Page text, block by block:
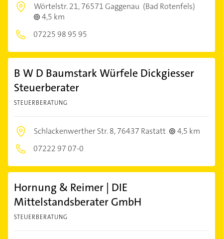
Wörtelstr. 21,76571 Gaggenau (Bad Rotenfels)
4,5 km
07225 98 95 95
B W D Baumstark Würfele Dickgiesser
Steuerberater
STEUERBERATUNG
Schlackenwerther Str. 8,76437 Rastatt
4,5 km
07222 97 07-0
Hornung & Reimer | DIE
Mittelstandsberater GmbH
STEUERBERATUNG